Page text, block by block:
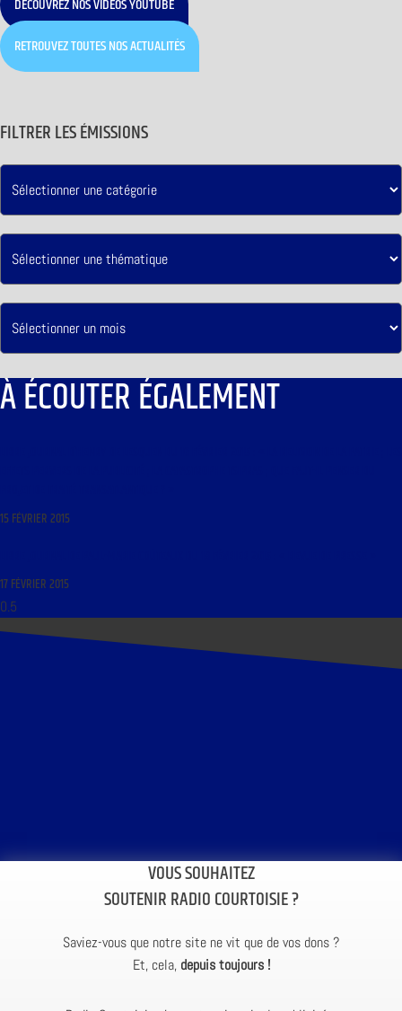
DÉCOUVREZ NOS VIDÉOS YOUTUBE
RETROUVEZ TOUTES NOS ACTUALITÉS
FILTRER LES ÉMISSIONS
À ÉCOUTER ÉGALEMENT
15 FÉVRIER 2015
17 FÉVRIER 2015
VOUS SOUHAITEZ
SOUTENIR RADIO COURTOISIE ?
Saviez-vous que notre site ne vit que de vos dons ?
Et, cela, depuis toujours !